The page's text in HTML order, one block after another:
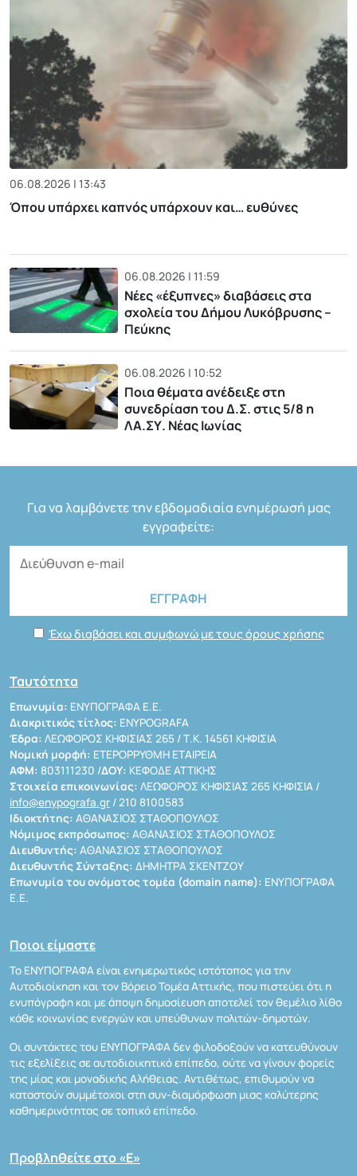
06.08.2026 | 13:43
Όπου υπάρχει καπνός υπάρχουν και… ευθύνες
06.08.2026 | 11:59
Νέες «έξυπνες» διαβάσεις στα
σχολεία του Δήμου Λυκόβρυσης –
Πεύκης
06.08.2026 | 10:52
Ποια θέματα ανέδειξε στη
συνεδρίαση του Δ.Σ. στις 5/8 η
ΛΑ.ΣΥ. Νέας Ιωνίας
Για να λαμβάνετε την εβδομαδιαία ενημέρωσή μας
εγγραφείτε:
Έχω διαβάσει και συμφωνώ με τους όρους χρήσης
Ταυτότητα
Επωνυμία: ΕΝΥΠΟΓΡΑΦΑ Ε.Ε.
Διακριτικός τίτλος: ENYPOGRAFA
Έδρα: ΛΕΩΦΟΡΟΣ ΚΗΦΙΣΙΑΣ 265 / Τ.Κ. 14561 ΚΗΦΙΣΙΑ
Νομική μορφή: ΕΤΕΡΟΡΡΥΘΜΗ ΕΤΑΙΡΕΙΑ
ΑΦΜ: 803111230 /ΔΟΥ: ΚΕΦΟΔΕ ΑΤΤΙΚΗΣ
Στοιχεία επικοινωνίας: ΛΕΩΦΟΡΟΣ ΚΗΦΙΣΙΑΣ 265 ΚΗΦΙΣΙΑ /
info@enypografa.gr / 210 8100583
Ιδιοκτήτης: ΑΘΑΝΑΣΙΟΣ ΣΤΑΘΟΠΟΥΛΟΣ
Νόμιμος εκπρόσωπος: ΑΘΑΝΑΣΙΟΣ ΣΤΑΘΟΠΟΥΛΟΣ
Διευθυντής: ΑΘΑΝΑΣΙΟΣ ΣΤΑΘΟΠΟΥΛΟΣ
Διευθυντής Σύνταξης: ΔΗΜΗΤΡΑ ΣΚΕΝΤΖΟΥ
Επωνυμία του ονόματος τομέα (domain name): ΕΝΥΠΟΓΡΑΦΑ
Ε.Ε.
Ποιοι είμαστε
Το ΕΝΥΠΟΓΡΑΦΑ είναι ενημερωτικός ιστότοπος για την
Αυτοδιοίκηση και τον Βόρειο Τομέα Αττικής, που πιστεύει ότι η
ενυπόγραφη και με άποψη δημοσίευση αποτελεί τον θεμέλιο λίθο
κάθε κοινωνίας ενεργών και υπεύθυνων πολιτών-δημοτών.
Οι συντάκτες του ΕΝΥΠΟΓΡΑΦΑ δεν φιλοδοξούν να κατευθύνουν
τις εξελίξεις σε αυτοδιοικητικό επίπεδο, ούτε να γίνουν φορείς
της μίας και μοναδικής Αλήθειας. Αντιθέτως, επιθυμούν να
καταστούν συμμέτοχοι στη συν-διαμόρφωση μιας καλύτερης
καθημερινότητας σε τοπικό επίπεδο.
Προβληθείτε στο «Ε»